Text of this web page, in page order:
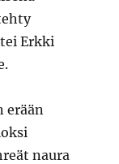
Erkki
erään
naura